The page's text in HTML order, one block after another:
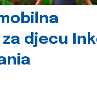
djecu